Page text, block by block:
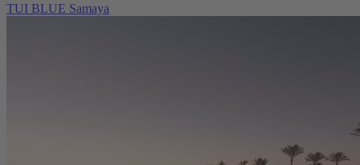
TUI BLUE Samaya